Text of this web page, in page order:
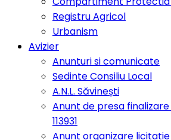
Registru Agricol
Urbanism
Avizier
Anunturi si comunicate
Sedinte Consiliu Local
A.N.L. Săvinești
Anunt de presa
113931
Anunt organizare